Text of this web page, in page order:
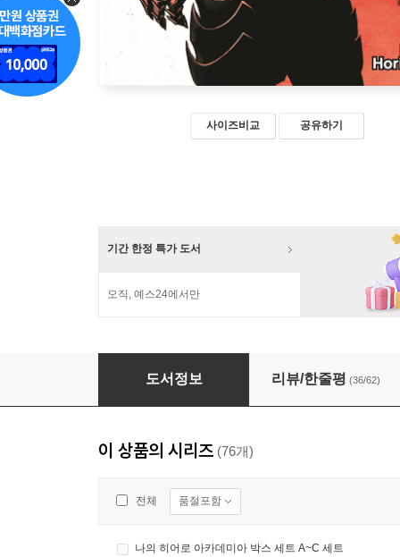
사이즈비교 공유하기
기간 한정 특가 도서
오직, 예스24에서만
나의 히어로 아카데미아 40 트리플 특장판
도서정보 리뷰/한줄평 (36/62)
이 상품의 시리즈 (76개)
전체 품절포함
나의 히어로 아카데미아 박스 세트 A~C 세트